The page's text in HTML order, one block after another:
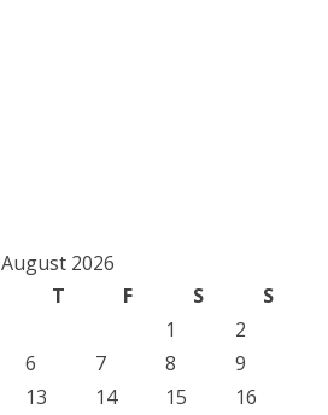
August 2026
T F S
S
1
2
6 7 8
9
13 14 15
16